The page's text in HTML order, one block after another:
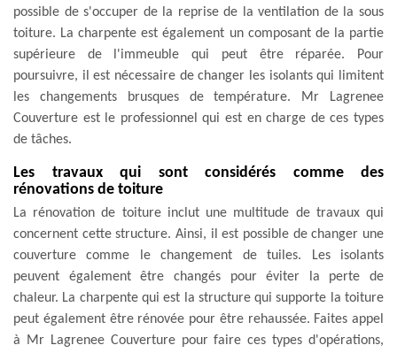
possible de s'occuper de la reprise de la ventilation de la sous
toiture. La charpente est également un composant de la partie
supérieure de l'immeuble qui peut être réparée. Pour
poursuivre, il est nécessaire de changer les isolants qui limitent
les changements brusques de température. Mr Lagrenee
Couverture est le professionnel qui est en charge de ces types
de tâches.
Les travaux qui sont considérés comme des
rénovations de toiture
La rénovation de toiture inclut une multitude de travaux qui
concernent cette structure. Ainsi, il est possible de changer une
couverture comme le changement de tuiles. Les isolants
peuvent également être changés pour éviter la perte de
chaleur. La charpente qui est la structure qui supporte la toiture
peut également être rénovée pour être rehaussée. Faites appel
à Mr Lagrenee Couverture pour faire ces types d'opérations,